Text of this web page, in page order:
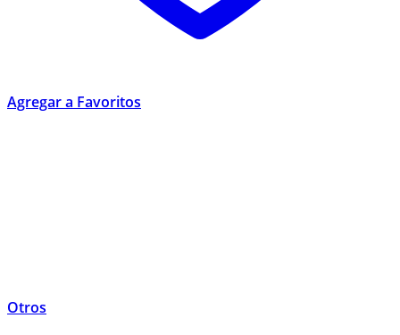
Agregar a Favoritos
Otros